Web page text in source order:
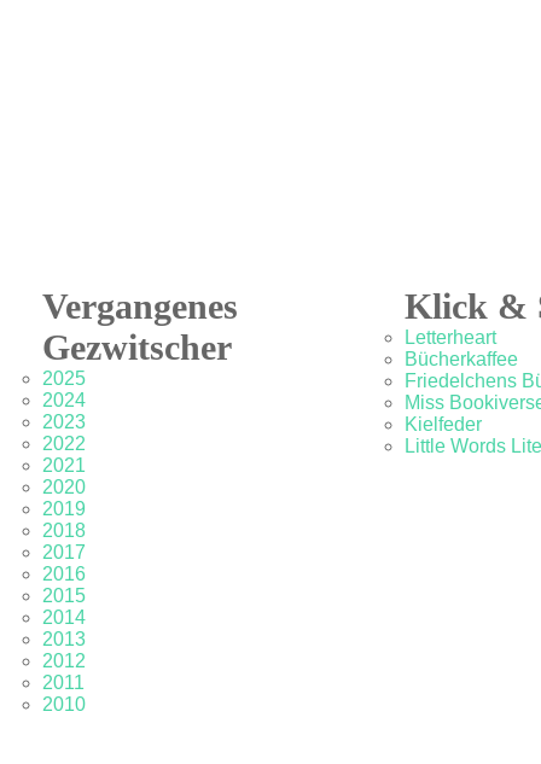
Vergangenes
Gezwitscher
2025
2024
2023
2022
2021
2020
2019
2018
2017
2016
2015
2014
2013
2012
2011
2010
Klick &
Letterheart
Bücherkaffee
Friedelchens
Miss
Kielfeder
Little Words